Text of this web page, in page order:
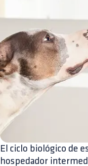
El ciclo biológico de
hospedador